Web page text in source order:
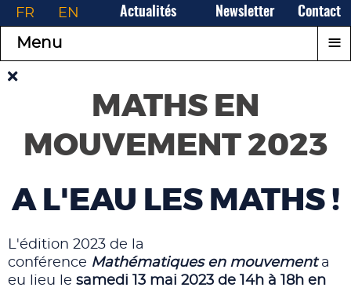
Actualités Newsletter Contact
FR EN
Menu ≡
MATHS EN
MOUVEMENT 2023
A L'EAU LES MATHS !
L'édition 2023 de la
conférence Mathématiques en mouvementa
eu lieu le samedi 13 mai 2023 de 14h à 18h en